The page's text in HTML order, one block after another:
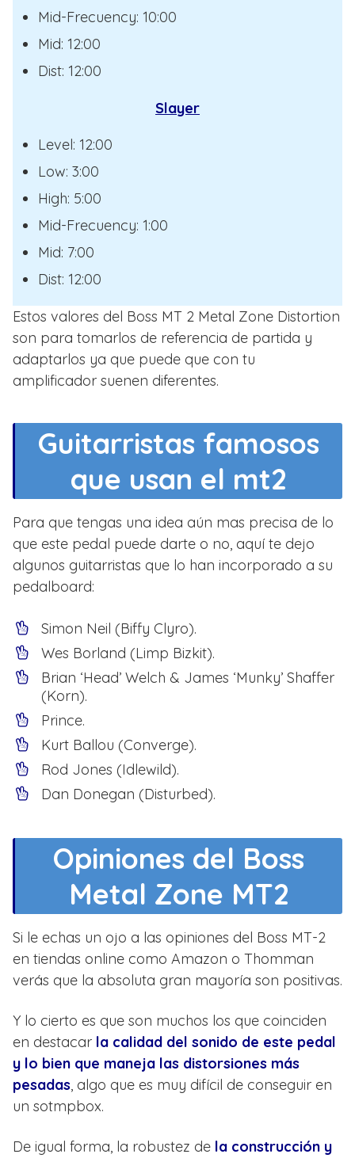
Mid-Frecuency: 10:00
Mid: 12:00
Dist: 12:00
Slayer
Level: 12:00
Low: 3:00
High: 5:00
Mid-Frecuency: 1:00
Mid: 7:00
Dist: 12:00
Estos valores del Boss MT 2 Metal Zone Distortion
son para tomarlos de referencia de partida y
adaptarlos ya que puede que con tu
amplificador suenen diferentes.
Guitarristas famosos
que usan el mt2
Para que tengas una idea aún mas precisa de lo
que este pedal puede darte o no, aquí te dejo
algunos guitarristas que lo han incorporado a su
pedalboard:
Simon Neil (Biffy Clyro).
Wes Borland (Limp Bizkit).
Brian ‘Head’ Welch & James ‘Munky’ Shaffer
(Korn).
Prince.
Kurt Ballou (Converge).
Rod Jones (Idlewild).
Dan Donegan (Disturbed).
Opiniones del Boss
Metal Zone MT2
Si le echas un ojo a las opiniones del Boss MT-2
en tiendas online como Amazon o Thomman
verás que la absoluta gran mayoría son positivas.
Y lo cierto es que son muchos los que coinciden
en destacar la calidad del sonido de este pedal
y lo bien que maneja las distorsiones más
pesadas, algo que es muy difícil de conseguir en
un sotmpbox.
De igual forma, la robustez de la construcción y